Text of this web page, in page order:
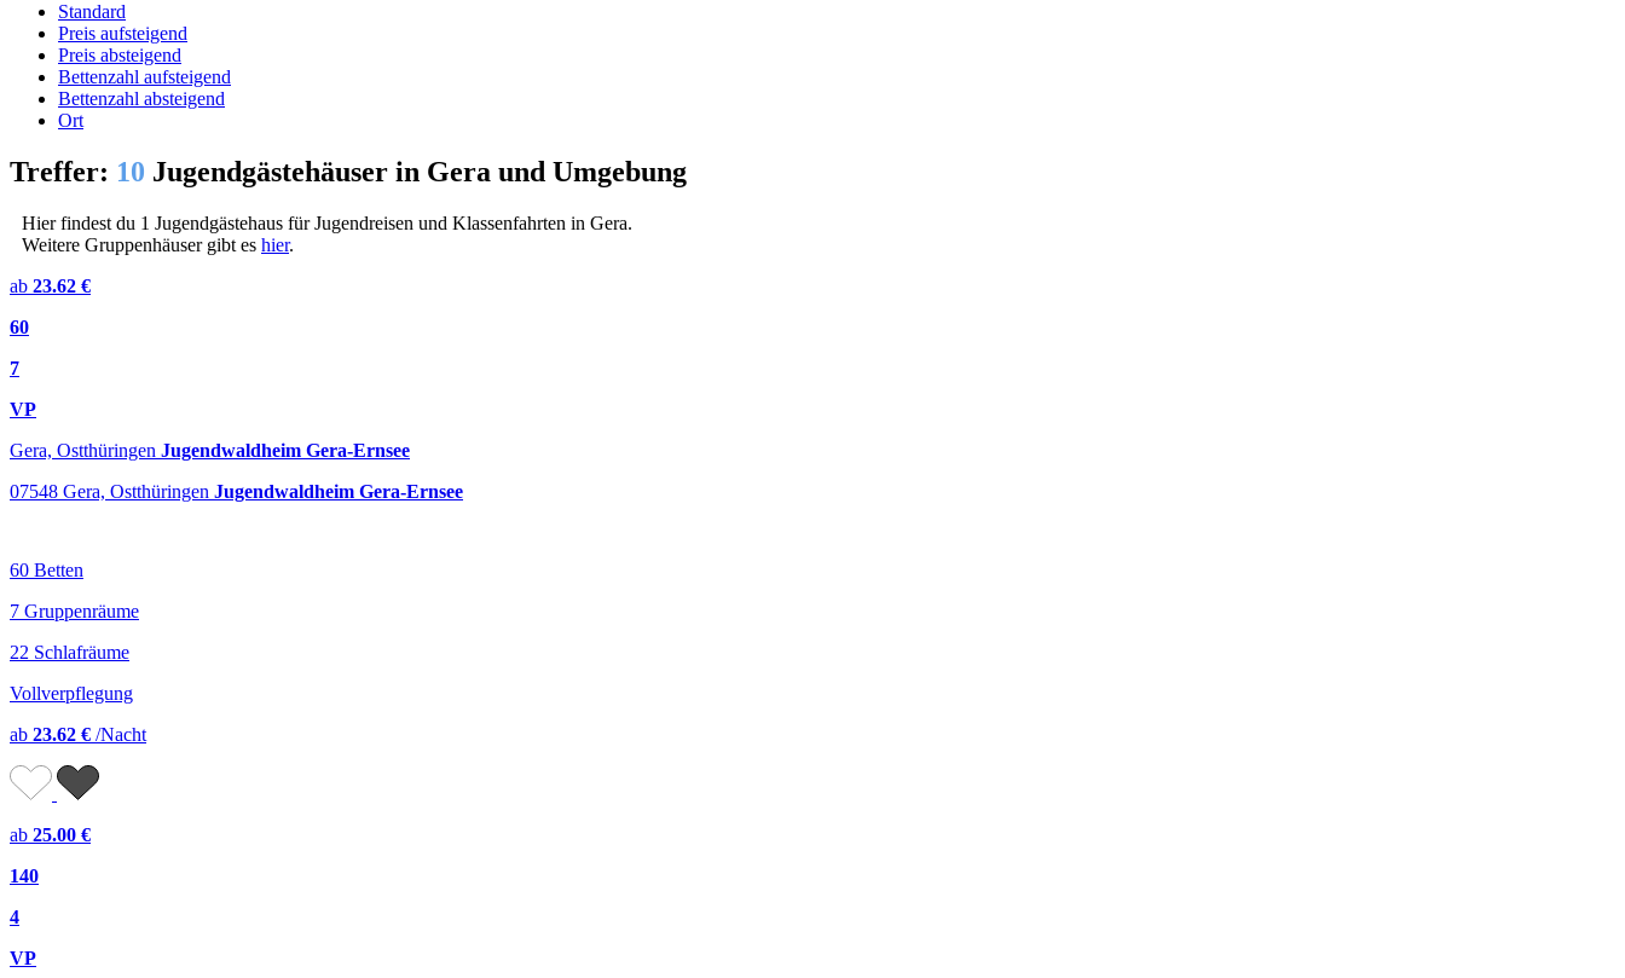
Standard
Preis aufsteigend
Preis absteigend
Bettenzahl aufsteigend
Bettenzahl absteigend
Ort
Treffer: 10 Jugendgästehäuser in Gera und Umgebung
Hier findest du 1 Jugendgästehaus für Jugendreisen und Klassenfahrten in Gera.
Weitere Gruppenhäuser gibt es hier.
ab 23.62 €
60
7
VP
Gera, Ostthüringen Jugendwaldheim Gera-Ernsee
07548 Gera, Ostthüringen Jugendwaldheim Gera-Ernsee
60 Betten
7 Gruppenräume
22 Schlafräume
Vollverpflegung
ab 23.62 € /Nacht
ab 25.00 €
140
4
VP